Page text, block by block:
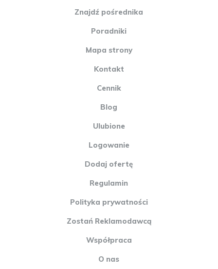
Znajdź pośrednika
Poradniki
Mapa strony
Kontakt
Cennik
Blog
Ulubione
Logowanie
Dodaj ofertę
Regulamin
Polityka prywatności
Zostań Reklamodawcą
Współpraca
O nas